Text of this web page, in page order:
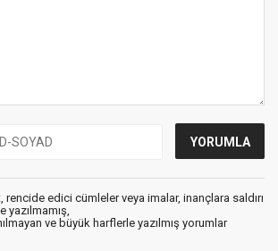
rencide edici cümleler veya imalar, inançlara saldırı
yazılmamış,
ve büyük harflerle yazılmış yorumlar